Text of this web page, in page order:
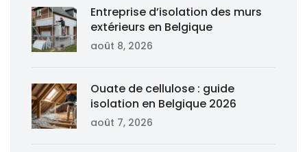
Entreprise d’isolation des murs
extérieurs en Belgique
août 8, 2026
Ouate de cellulose : guide
isolation en Belgique 2026
août 7, 2026